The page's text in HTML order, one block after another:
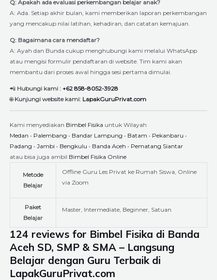
Q: Apakah ada evaluasi perkembangan belajar anak?
A: Ada. Setiap akhir bulan, kami memberikan laporan perkembangan
yang mencakup nilai latihan, kehadiran, dan catatan kemajuan.
Q: Bagaimana cara mendaftar?
A: Ayah dan Bunda cukup menghubungi kami melalui WhatsApp
atau mengisi formulir pendaftaran di website. Tim kami akan
membantu dari proses awal hingga sesi pertama dimulai.
📲 Hubungi kami : +62 858-8052-3928
🌐Kunjungi website kami: LapakGuruPrivat.com
Kami menyediakan Bimbel Fisika untuk Wilayah
Medan • Palembang • Bandar Lampung • Batam • Pekanbaru •
Padang • Jambi • Bengkulu • Banda Aceh • Pematang Siantar
atau bisa juga ambil Bimbel Fisika Online
Metode
Belajar
Offline Guru Les Privat ke Rumah Siswa, Online
via Zoom
Paket
Belajar
Master, Intermediate, Beginner, Satuan
124 reviews for Bimbel Fisika di Banda
Aceh SD, SMP & SMA – Langsung
Belajar dengan Guru Terbaik di
LapakGuruPrivat.com